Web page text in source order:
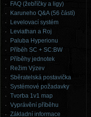
FAQ (žebříčky a ligy)
Karuneho Q&A (56 částí)
Levelovací systém
Leviathan a Roj
Paluba Hyperionu
Příběh SC + SC:BW
Příběhy jednotek
Režim Výzev
Sběratelská postavička
Systémové požadavky
Tvorba 1v1 map
Vyprávění příběhu
Základní informace